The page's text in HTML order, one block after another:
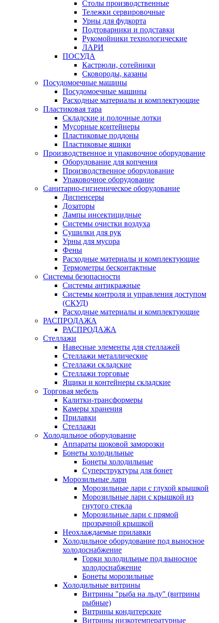
Столы производственные
Тележки сервировочные
Урны для фудкорта
Подтоварники и подставки
Рукомойники технологические
ЛАРИ
ПОСУДА
Кастрюли, сотейники
Сковороды, казаны
Посудомоечные машины
Посудомоечные машины
Расходные материалы и комплектующие
Пластиковая тара
Складские и полочные лотки
Мусорные контейнеры
Пластиковые поддоны
Пластиковые ящики
Производственное и упаковочное оборудование
Оборудование для копчения
Производственное оборудование
Упаковочное оборудование
Санитарно-гигиеническое оборудование
Диспенсеры
Дозаторы
Лампы инсектицидные
Системы очистки воздуха
Сушилки для рук
Урны для мусора
Фены
Расходные материалы и комплектующие
Термометры бесконтактные
Системы безопасности
Системы антикражные
Системы контроля и управления доступом
(СКУД)
Расходные материалы и комплектующие
РАСПРОДАЖА
РАСПРОДАЖА
Стеллажи
Навесные элементы для стеллажей
Стеллажи металлические
Стеллажи складские
Стеллажи торговые
Ящики и контейнеры складские
Торговая мебель
Калитки-трансформеры
Камеры хранения
Прилавки
Стеллажи
Холодильное оборудование
Аппараты шоковой заморозки
Бонеты холодильные
Бонеты холодильные
Суперструктуры для бонет
Морозильные лари
Морозильные лари с глухой крышкой
Морозильные лари с крышкой из
гнутого стекла
Морозильные лари с прямой
прозрачной крышкой
Неохлаждаемые прилавки
Холодильное оборудование под выносное
холодоснабжение
Горки холодильные под выносное
холодоснабжение
Бонеты морозильные
Холодильные витрины
Витрины "рыба на льду" (витрины
рыбные)
Витрины кондитерские
Витрины низкотемпературные